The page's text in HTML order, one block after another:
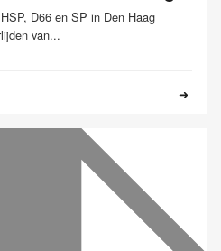
D66 en SP in Den Haag
van...